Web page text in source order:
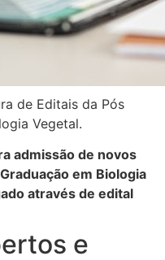
de Editais da Pós
Vegetal.
admissão de novos
em Biologia
através de edital
e